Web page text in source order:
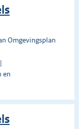
Omgevingsplan
en